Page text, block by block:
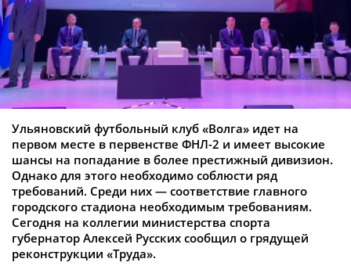
Ульяновский футбольный клуб «Волга» идет на
первом месте в первенстве ФНЛ-2 и имеет высокие
шансы на попадание в более престижный дивизион.
Однако для этого необходимо соблюсти ряд
требований. Среди них — соответствие главного
городского стадиона необходимым требованиям.
Сегодня на коллегии министерства спорта
губернатор Алексей Русских сообщил о грядущей
реконструкции «Труда».